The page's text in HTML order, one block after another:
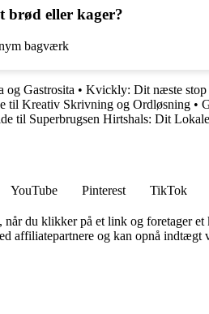
brød eller kager?
bagværk
og Gastrosita • Kvickly: Dit næste stop
til Kreativ Skrivning og Ordløsning •
til Superbrugsen Hirtshals: Dit
YouTube Pinterest TikTok
du klikker på et link og foretager et
affiliatepartnere og kan opnå